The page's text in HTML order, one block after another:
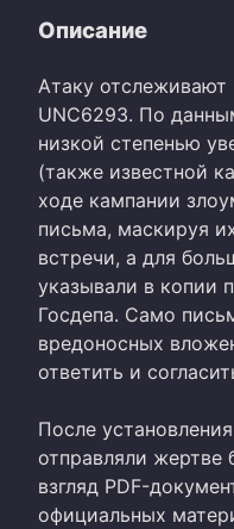
Описание
Атаку
UNC6293. По
низкой степенью
(также известной
ходе кампании
письма, маскируя
встречи, а для
указывали в копии
Госдепа. Само
вредоносных
ответить и
После
отправляли жертве
взгляд PDF-
официальных